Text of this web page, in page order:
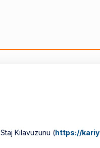
Kılavuzunu (https://